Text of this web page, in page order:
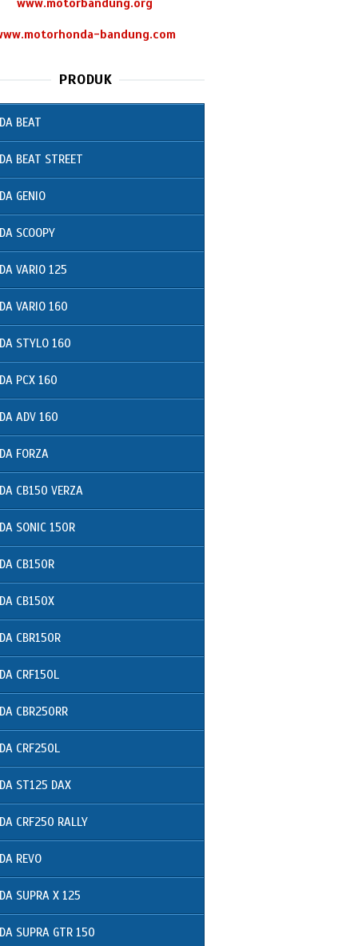
www.motorbandung.org
bandung.com
PRODUK
BEAT
BEAT STREET
GENIO
SCOOPY
VARIO 125
VARIO 160
STYLO 160
PCX 160
ADV 160
FORZA
CB150 VERZA
SONIC 150R
CB150R
CB150X
CBR150R
CRF150L
CBR250RR
CRF250L
ST125 DAX
CRF250 RALLY
REVO
SUPRA X 125
SUPRA GTR 150